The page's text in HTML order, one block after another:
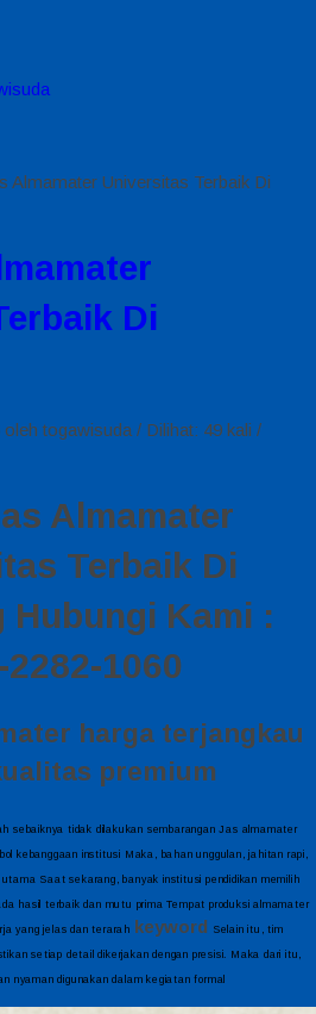
Almamater Universitas Terbaik Di
Di
togawisuda / Dilihat: 49 kali /
Almamater
Terbaik Di
Hubungi Kami :
2282-1060
harga terjangkau
premium
sebaiknya tidak dilakukan sembarangan Jas almamater
kebanggaan institusi Maka, bahan unggulan, jahitan rapi,
Saat sekarang, banyak institusi pendidikan memilih
hasil terbaik dan mutu prima Tempat produksi almamater
yang jelas dan terarah keyword Selain itu, tim
setiap detail dikerjakan dengan presisi. Maka dari itu,
nyaman digunakan dalam kegiatan formal